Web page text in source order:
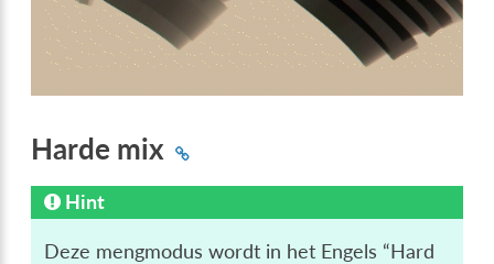
Harde mix
Hint
Deze mengmodus wordt in het Engels “Hard